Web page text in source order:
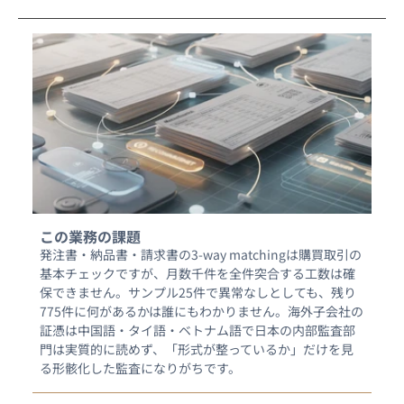
この業務の課題
発注書・納品書・請求書の3-way matchingは購買取引の
基本チェックですが、月数千件を全件突合する工数は確
保できません。サンプル25件で異常なしとしても、残り
775件に何があるかは誰にもわかりません。海外子会社の
証憑は中国語・タイ語・ベトナム語で日本の内部監査部
門は実質的に読めず、「形式が整っているか」だけを見